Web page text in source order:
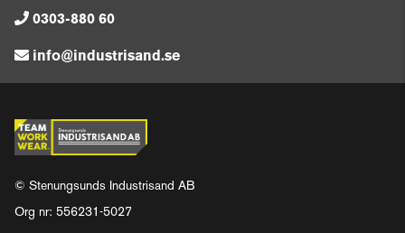
0303-880 60
info@industrisand.se
© Stenungsunds Industrisand AB
Org nr: 556231-5027